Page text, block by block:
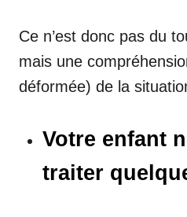
Ce n’est donc pas du
mais une
déformée) de la
Votre enfant
traiter